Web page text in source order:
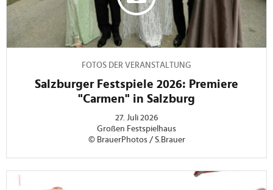
FOTOS DER VERANSTALTUNG
Salzburger Festspiele 2026: Premiere
"Carmen" in Salzburg
27. Juli 2026
Großen Festspielhaus
© BrauerPhotos / S.Brauer